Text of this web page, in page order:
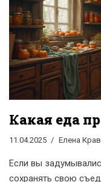
Какая еда
11.04.2025 Елена
Если вы
сохранять свою